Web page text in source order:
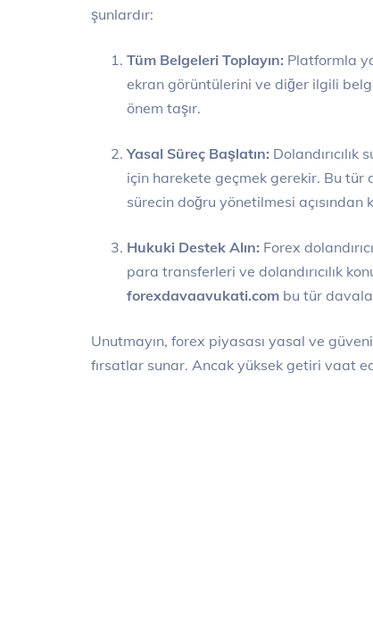
şunlardır:
Tüm Belgeleri Toplayın: Platformla
ekran görüntülerini ve diğer ilgili
önem taşır.
Yasal Süreç Başlatın:
için harekete geçmek gerekir. Bu
sürecin doğru yönetilmesi açısından
Hukuki Destek Alın: Forex
para transferleri ve dolandırıcılık
forexdavaavukati.com bu tür
Unutmayın, forex piyasası yasal ve
fırsatlar sunar. Ancak yüksek getiri vaat